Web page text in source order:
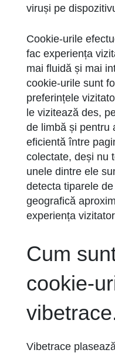
viruși pe
Cookie-urile
fac experiența
mai fluidă și mai
cookie-urile sunt
preferințele
le vizitează des,
de limbă și pentru
eficientă între
colectate, deși nu
unele dintre ele
detecta tiparele
geografică
experiența
Cum
cookie-
Vibetrace